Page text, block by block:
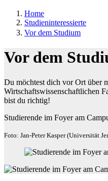
Home
Studieninteressierte
Vor dem Studium
Vor dem
Du möchtest dich vor Ort über
Wirtschaftswissenschaftlichen
bist du richtig!
Studierende im Foyer am
Foto: Jan-Peter Kasper (Universität